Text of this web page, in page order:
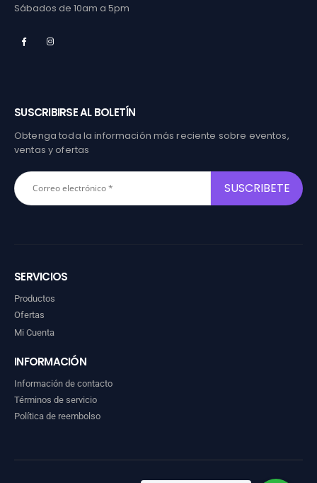
Sábados de 10am a 5pm
SUSCRIBIRSE AL BOLETÍN
Obtenga toda la información más reciente sobre eventos,
ventas y ofertas
SERVICIOS
Productos
Ofertas
Mi Cuenta
INFORMACIÓN
Información de contacto
Términos de servicio
Política de reembolso